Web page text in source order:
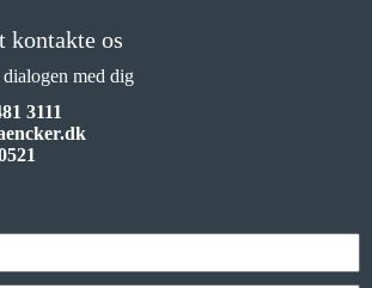
kontakte os
med dig
3111